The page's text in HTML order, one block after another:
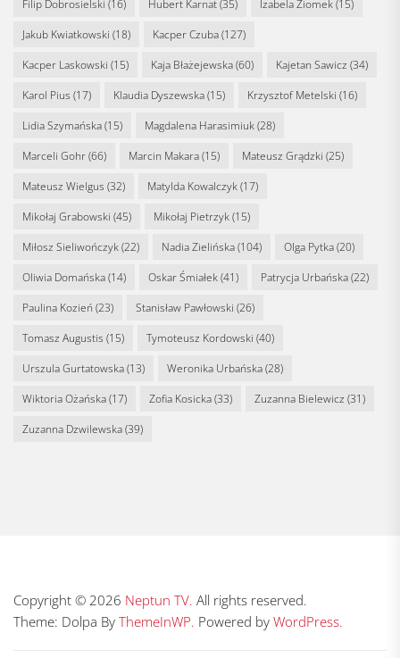
Filip Dobrosielski (16) Hubert Karnat(35) Izabela Ziomek(15)
Jakub Kwiatkowski (18) Kacper Czuba(127)
Kacper Laskowski (15) Kaja Błażejewska(60) Kajetan Sawicz (34)
Karol Pius (17) Klaudia Dyszewska(15) Krzysztof Metelski (16)
Lidia Szymańska(15) Magdalena Harasimiuk(28)
Marceli Gohr(66) Marcin Makara(15) Mateusz Grądzki (25)
Mateusz Wielgus (32) Matylda Kowalczyk(17)
Mikołaj Grabowski (45) Mikołaj Pietrzyk(15)
Miłosz Sieliwończyk(22) Nadia Zielińska(104) Olga Pytka(20)
Oliwia Domańska(14) Oskar Śmiałek(41) Patrycja Urbańska(22)
Paulina Kozień (23) Stanisław Pawłowski (26)
Tomasz Augustis (15) Tymoteusz Kordowski (40)
Urszula Gurtatowska(13) Weronika Urbańska(28)
Wiktoria Ożańska(17) Zofia Kosicka(33) Zuzanna Bielewicz (31)
Zuzanna Dzwilewska(39)
Copyright © 2026 Neptun TV. All rights reserved.
Theme: Dolpa By ThemeInWP. Powered by WordPress.